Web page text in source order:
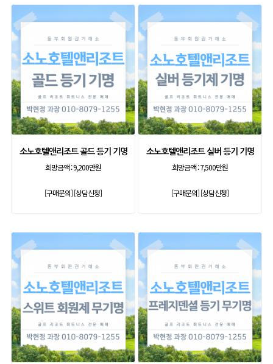
소노호텔앤리조트 골드 등기 기명
희망금액 :9,200만원
[구매문의][상담신청]
소노호텔앤리조트 실버 등기 기명
희망금액 :7,500만원
[구매문의][상담신청]